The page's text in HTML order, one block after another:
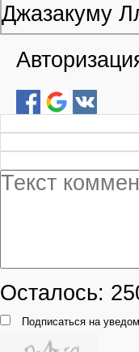
Джазакуму
Осталось:
Подписаться на